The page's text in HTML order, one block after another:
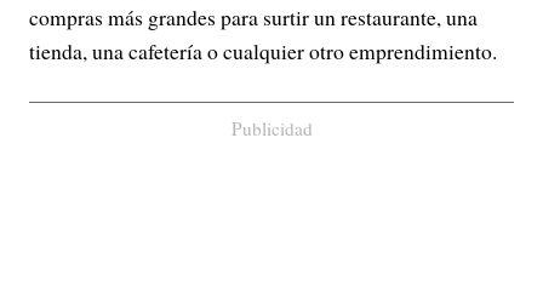
compras más grandes para surtir un restaurante, una
tienda, una cafetería o cualquier otro emprendimiento.
Publicidad